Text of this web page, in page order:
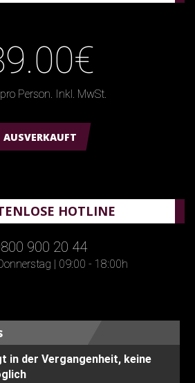
Person. Inkl. MwSt.
AUSVERKAUFT
HOTLINE
900 20 44
| 09:00 - 18:00h
in der Vergangenheit, keine